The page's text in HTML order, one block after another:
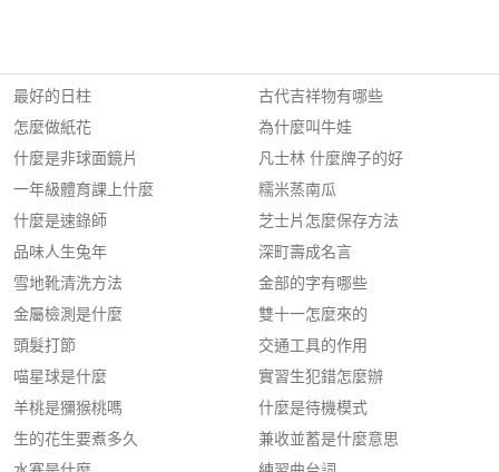
最好的日柱
怎麼做紙花
什麼是非球面鏡片
一年級體育課上什麼
什麼是速錄師
品味人生兔年
雪地靴清洗方法
金屬檢測是什麼
頭髮打節
喵星球是什麼
羊桃是獼猴桃嗎
生的花生要煮多久
古代吉祥物有哪些
為什麼叫牛娃
凡士林 什麼牌子的好
糯米蒸南瓜
芝士片怎麼保存方法
深町壽成名言
金部的字有哪些
雙十一怎麼來的
交通工具的作用
實習生犯錯怎麼辦
什麼是待機模式
兼收並蓄是什麼意思